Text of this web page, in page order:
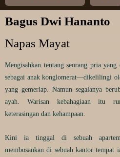
Bagus Dwi Hananto
Napas Mayat
Mengisahkan tentang seorang pria
sebagai anak konglomerat—dikelilingi
yang gemerlap. Namun segalanya
ayah. Warisan kebahagiaan itu
keterasingan dan kehampaan.
Kini ia tinggal di sebuah
membosankan di sebuah kantor